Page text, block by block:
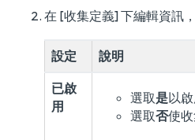
在 [收集定義] 下編輯資訊
設定 說明
已啟
用
選取是以啟
選取否使收